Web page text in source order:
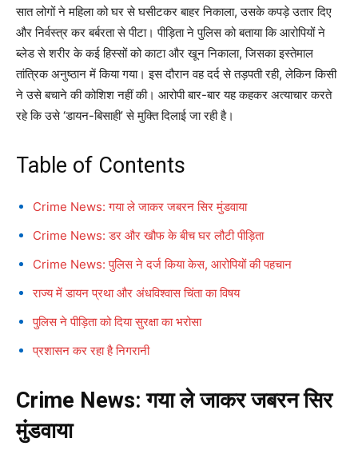
सात लोगों ने महिला को घर से घसीटकर बाहर निकाला, उसके कपड़े उतार दिए
और निर्वस्त्र कर बर्बरता से पीटा। पीड़िता ने पुलिस को बताया कि आरोपियों ने
ब्लेड से शरीर के कई हिस्सों को काटा और खून निकाला, जिसका इस्तेमाल
तांत्रिक अनुष्ठान में किया गया। इस दौरान वह दर्द से तड़पती रही, लेकिन किसी
ने उसे बचाने की कोशिश नहीं की। आरोपी बार-बार यह कहकर अत्याचार करते
रहे कि उसे ‘डायन-बिसाही’ से मुक्ति दिलाई जा रही है।
Table of Contents
Crime News: गया ले जाकर जबरन सिर मुंडवाया
Crime News: डर और खौफ के बीच घर लौटी पीड़िता
Crime News: पुलिस ने दर्ज किया केस, आरोपियों की पहचान
राज्य में डायन प्रथा और अंधविश्वास चिंता का विषय
पुलिस ने पीड़िता को दिया सुरक्षा का भरोसा
प्रशासन कर रहा है निगरानी
Crime News: गया ले जाकर जबरन सिर
मुंडवाया